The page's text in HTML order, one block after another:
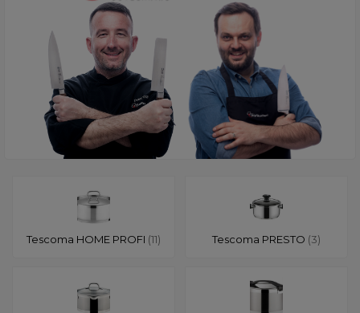
Tescoma HOME PROFI (11) Tescoma PRESTO (3)